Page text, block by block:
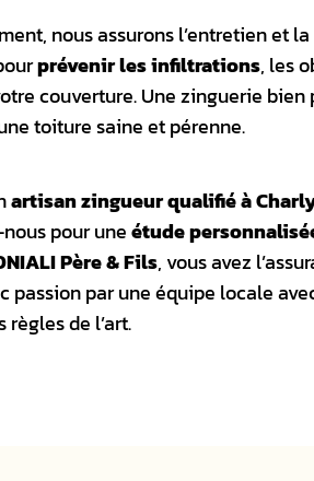
nous assurons l’entretien et
prévenir les infiltrations, les
couverture. Une zinguerie bien
toiture saine et pérenne.
artisan zingueur qualifié à
pour uneétude
Père & Fils, vous avez
passion par une équipe locale
règles de l’art.